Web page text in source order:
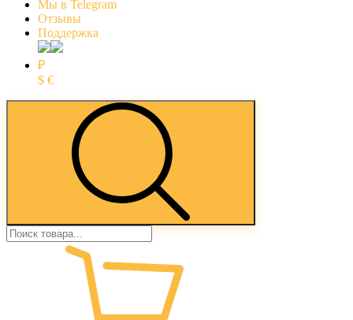
Мы в Telegram
Отзывы
Поддержка
₽
$ €